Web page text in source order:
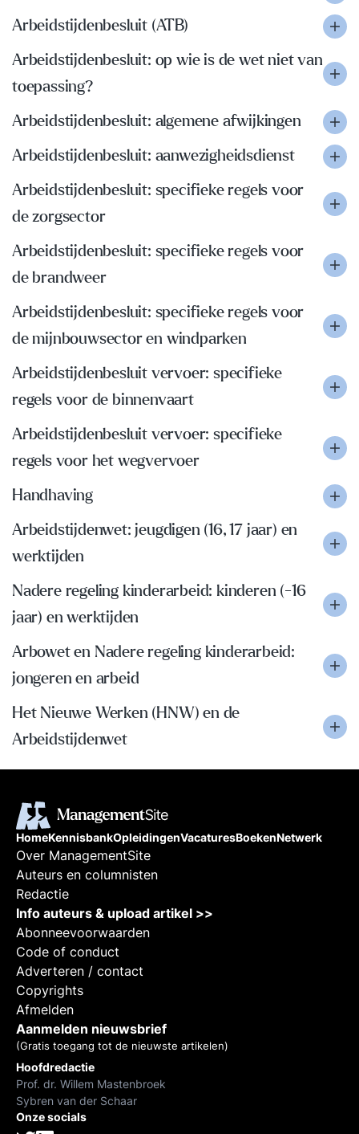
Arbeidstijdenbesluit (ATB)
Arbeidstijdenbesluit: op wie is de wet niet van
toepassing?
Arbeidstijdenbesluit: algemene afwijkingen
Arbeidstijdenbesluit: aanwezigheidsdienst
Arbeidstijdenbesluit: specifieke regels voor
de zorgsector
Arbeidstijdenbesluit: specifieke regels voor
de brandweer
Arbeidstijdenbesluit: specifieke regels voor
de mijnbouwsector en windparken
Arbeidstijdenbesluit vervoer: specifieke
regels voor de binnenvaart
Arbeidstijdenbesluit vervoer: specifieke
regels voor het wegvervoer
Handhaving
Arbeidstijdenwet: jeugdigen (16, 17 jaar) en
werktijden
Nadere regeling kinderarbeid: kinderen (-16
jaar) en werktijden
Arbowet en Nadere regeling kinderarbeid:
jongeren en arbeid
Het Nieuwe Werken (HNW) en de
Arbeidstijdenwet
HomeKennisbankOpleidingenVacaturesBoekenNetwerk
Over ManagementSite
Auteurs en columnisten
Redactie
Info auteurs & upload artikel >>
Abonneevoorwaarden
Code of conduct
Adverteren / contact
Copyrights
Afmelden
Aanmelden nieuwsbrief
(Gratis toegang tot de nieuwste artikelen)
Hoofdredactie
Prof. dr. Willem Mastenbroek
Sybren van der Schaar
Onze socials